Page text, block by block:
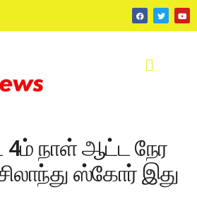
நாள் ஆட்ட நேர
ஸ்கோர் இது